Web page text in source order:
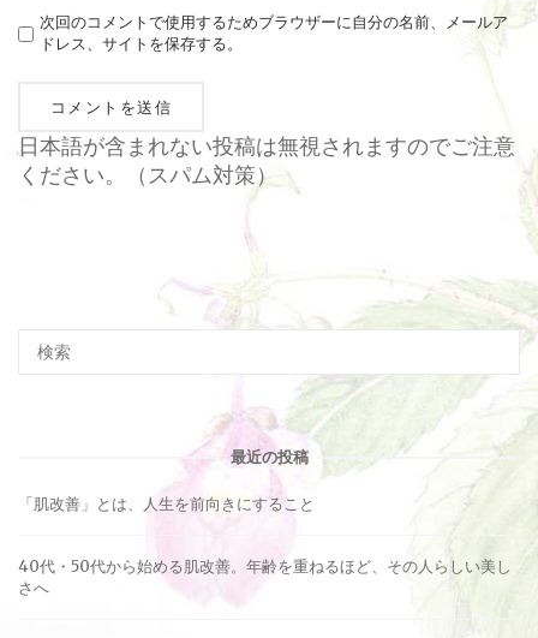
次回のコメントで使用するためブラウザーに自分の名前、メールア
ドレス、サイトを保存する。
日本語が含まれない投稿は無視されますのでご注意
ください。（スパム対策）
最近の投稿
「肌改善」とは、人生を前向きにすること
40代・50代から始める肌改善。年齢を重ねるほど、その人らしい美し
さへ